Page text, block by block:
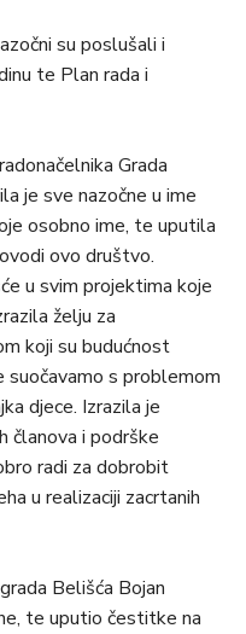
su poslušali i
te Plan rada i
Grada
je sve nazočne u ime
osobno ime, te uputila
ovo društvo.
u svim projektima koje
želju za
koji su budućnost
suočavamo s problemom
djece. Izrazila je
članova i podrške
radi za dobrobit
u realizaciji zacrtanih
Belišća Bojan
te uputio čestitke na